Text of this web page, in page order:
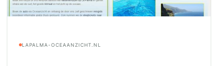
LAPALMA-OCEAANZICHT.NL